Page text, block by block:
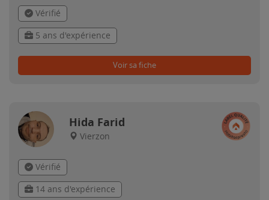
Vérifié
5 ans d'expérience
Voir sa fiche
Hida Farid
Vierzon
Vérifié
14 ans d'expérience